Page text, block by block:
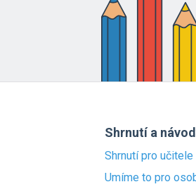
Shrnutí a
Shrnutí pro učitele
Umíme to pro